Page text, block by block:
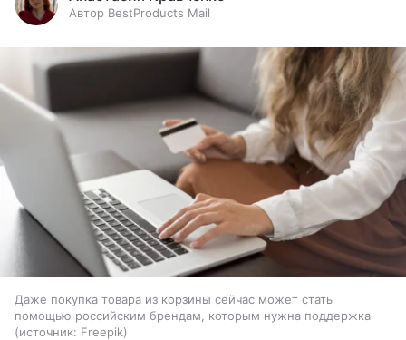
Автор BestProducts Mail
Даже покупка товара из корзины сейчас может стать
помощью российским брендам, которым нужна поддержка
источник: Freepik